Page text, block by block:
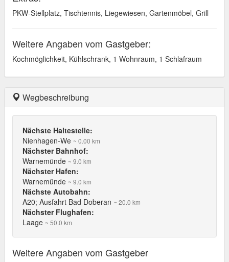
PKW-Stellplatz, Tischtennis, Liegewiesen, Gartenmöbel, Grill
Weitere Angaben vom Gastgeber:
Kochmöglichkeit, Kühlschrank, 1 Wohnraum, 1 Schlafraum
Wegbeschreibung
Nächste Haltestelle:
Nienhagen-We ~ 0.00 km
Nächster Bahnhof:
Warnemünde ~ 9.0 km
Nächster Hafen:
Warnemünde ~ 9.0 km
Nächste Autobahn:
A20; Ausfahrt Bad Doberan ~ 20.0 km
Nächster Flughafen:
Laage ~ 50.0 km
Weitere Angaben vom Gastgeber